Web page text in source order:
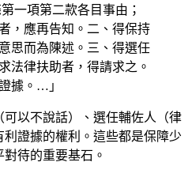
一項第二款各目事由；
，應再告知。二、得保持
思而為陳述。三、得選任
法律扶助者，得請求之。
據。…」
以不說話）、選任輔佐人（律
證據的權利。這些都是保障少
待的重要基石。